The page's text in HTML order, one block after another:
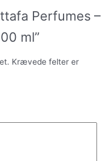
Perfumes –
ml”
Krævede felter er